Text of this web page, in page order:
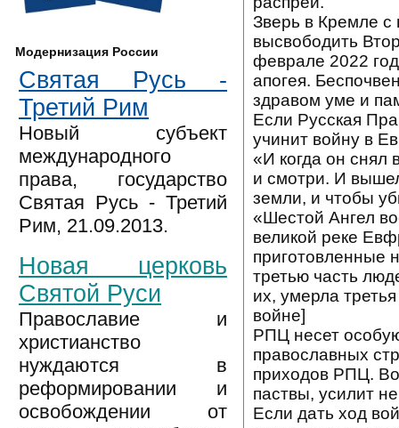
Модернизация России
Святая Русь -
Третий Рим
Новый субъект
международного
права, государство
Святая Русь - Третий
Рим, 21.09.2013.
Новая церковь
Святой Руси
Православие и
христианство
нуждаются в
реформировании и
освобождении от
Зверь в Кремле с
высвободить
феврале 2022
апогея.
здравом уме и
Если Русская
учинит войну в
«И когда он снял
и смотри. И
земли, и чтобы
«Шестой Ангел
великой реке
приготовленные
третью часть
их, умерла
войне]
РПЦ несет
православных
приходов РПЦ.
паствы, усилит
Если дать ход